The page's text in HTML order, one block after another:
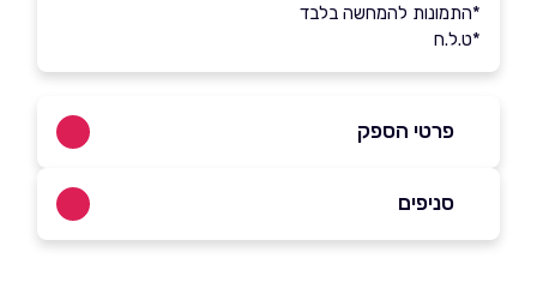
*התמונות להמחשה בלבד
*ט.ל.ח
פרטי הספק
באתר בפייסבוק באינסטגרם
סניפים